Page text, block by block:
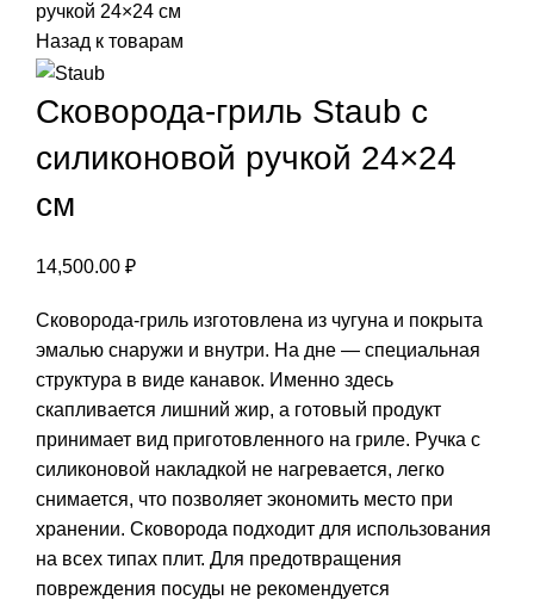
ручкой 24×24 см
Назад к товарам
Сковорода-гриль Staub с
силиконовой ручкой 24×24
см
14,500.00 ₽
Сковорода-гриль изготовлена из чугуна и покрыта
эмалью снаружи и внутри. На дне — специальная
структура в виде канавок. Именно здесь
скапливается лишний жир, а готовый продукт
принимает вид приготовленного на гриле. Ручка с
силиконовой накладкой не нагревается, легко
снимается, что позволяет экономить место при
хранении. Сковорода подходит для использования
на всех типах плит. Для предотвращения
повреждения посуды не рекомендуется